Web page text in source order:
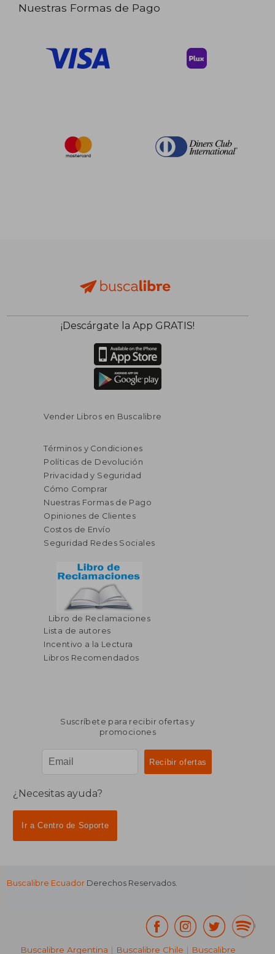
Nuestras Formas de Pago
¡Descárgate la App GRATIS!
Vender Libros en Buscalibre
Términos y Condiciones
Políticas de Devolución
Privacidad y Seguridad
Cómo Comprar
Nuestras Formas de Pago
Opiniones de Clientes
Costos de Envío
Seguridad Redes Sociales
Libro de Reclamaciones
Lista de autores
Incentivo a la Lectura
Libros Recomendados
Suscríbete para recibir ofertas y
promociones
¿Necesitas ayuda?
Ir a Centro de Soporte
Buscalibre Ecuador Derechos Reservados.
Buscalibre Argentina | Buscalibre Chile | Buscalibre